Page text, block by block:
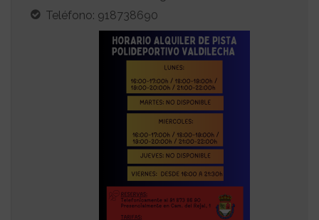
Teléfono: 918738690